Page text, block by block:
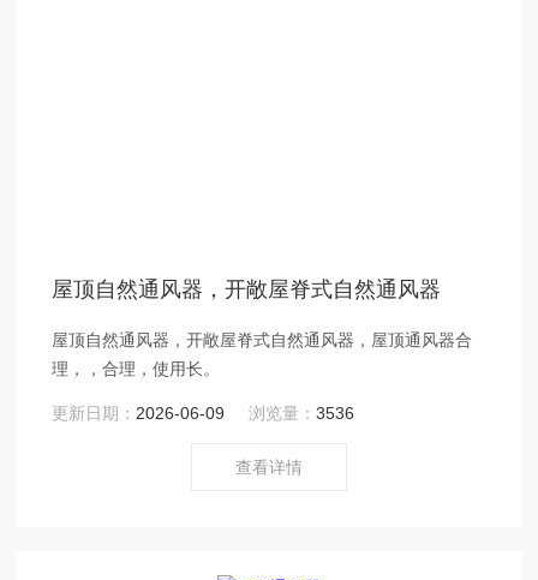
屋顶自然通风器，开敞屋脊式自然通风器
屋顶自然通风器，开敞屋脊式自然通风器，屋顶通风器合
理，，合理，使用长。
更新日期： 2026-06-09 浏览量：3536
查看详情